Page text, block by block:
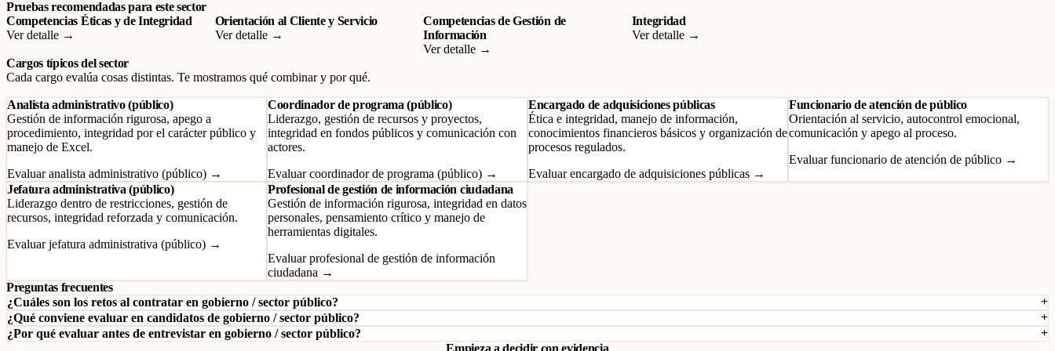
Pruebas recomendadas para este sector
Competencias Éticas y de Integridad
Ver detalle →
Orientación al Cliente y Servicio
Ver detalle →
Competencias de Gestión de
Información
Ver detalle →
Integridad
Ver detalle →
Cargos típicos del sector
Cada cargo evalúa cosas distintas. Te mostramos qué combinar y por qué.
Analista administrativo (público)
Gestión de información rigurosa, apego a
procedimiento, integridad por el carácter público y
manejo de Excel.
Evaluar analista administrativo (público) →
Coordinador de programa (público)
Liderazgo, gestión de recursos y proyectos,
integridad en fondos públicos y comunicación con
actores.
Evaluar coordinador de programa (público) →
Encargado de adquisiciones públicas
Ética e integridad, manejo de información,
conocimientos financieros básicos y organización de
procesos regulados.
Evaluar encargado de adquisiciones públicas →
Funcionario de atención de público
Orientación al servicio, autocontrol emocional,
comunicación y apego al proceso.
Evaluar funcionario de atención de público →
Jefatura administrativa (público)
Liderazgo dentro de restricciones, gestión de
recursos, integridad reforzada y comunicación.
Evaluar jefatura administrativa (público) →
Profesional de gestión de información ciudadana
Gestión de información rigurosa, integridad en datos
personales, pensamiento crítico y manejo de
herramientas digitales.
Evaluar profesional de gestión de información
ciudadana →
Preguntas frecuentes
¿Cuáles son los retos al contratar en gobierno / sector público?
¿Qué conviene evaluar en candidatos de gobierno / sector público?
¿Por qué evaluar antes de entrevistar en gobierno / sector público?
Empieza a decidir con evidencia